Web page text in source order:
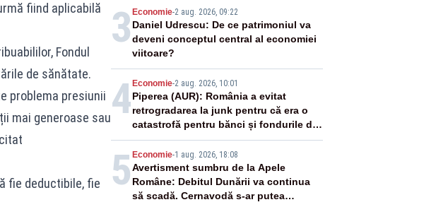
fiind aplicabilă
Fondul
de sănătate.
problema presiunii
mai generoase sau
fie deductibile, fie
3 Economie-2 aug. 2026, 09:22
Daniel Udrescu: De ce patrimoniul va
deveni conceptul central al economiei
viitoare?
4 Economie-2 aug. 2026, 10:01
Piperea (AUR): România a evitat
retrogradarea la junk pentru că era o
catastrofă pentru bănci și fondurile de
pensii
5 Economie-1 aug. 2026, 18:08
Avertisment sumbru de la Apele
Române: Debitul Dunării va continua
să scadă. Cernavodă s-ar putea